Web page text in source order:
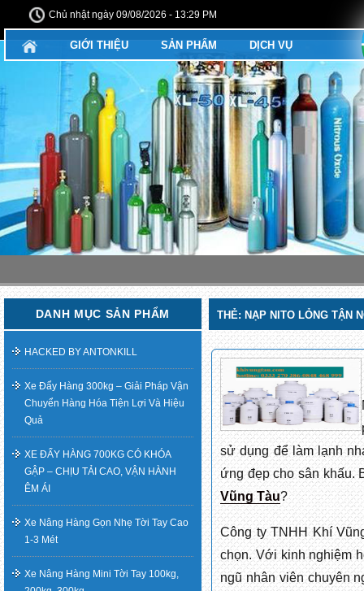
Chủ nhật ngày 09/08/2026 - 13:29 PM
GIỚI THIỆU SẢN PHẨM DỊCH VỤ
THẺ: NẠP NITO LỎNG TẬN
sử dụng để làm lạnh
ứng đẹp cho sân khấu.
Vũng Tàu?
Công ty TNHH Khí
chọn. Với kinh nghiệm
ngũ nhân viên chuyên
DANH MỤC SẢN PHẨM
HACKED BY ANTONKILL
Xe Đẩy Hàng 300kg – Giải Pháp Vận
Chuyển Hàng Hóa Tiện Lợi Và Hiệu
Quả
XE ĐẨY HÀNG 700KG CÓ KHÓA
GẬP – CHỊU TẢI CAO, VẬN HÀNH
ÊM ÁI
Xe Nâng Hàng Gọn Nhẹ Tời Tay Cao
1-3 Mét
Xe Nâng Hàng Mini Tời Tay 100kg,